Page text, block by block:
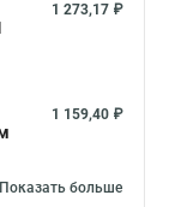
1 273,17 ₽
1 159,40 ₽
Показать больше